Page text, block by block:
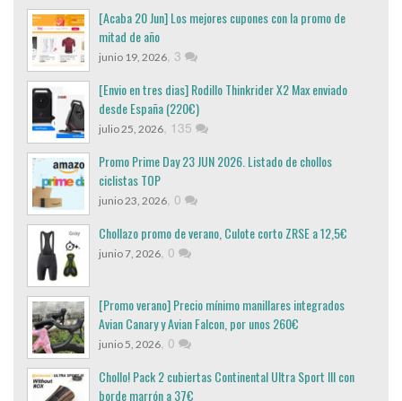
[Acaba 20 Jun] Los mejores cupones con la promo de
mitad de año
junio 19, 2026, 3
[Envio en tres dias] Rodillo Thinkrider X2 Max enviado
desde España (220€)
julio 25, 2026, 135
Promo Prime Day 23 JUN 2026. Listado de chollos
ciclistas TOP
junio 23, 2026, 0
Chollazo promo de verano, Culote corto ZRSE a 12,5€
junio 7, 2026, 0
[Promo verano] Precio mínimo manillares integrados
Avian Canary y Avian Falcon, por unos 260€
junio 5, 2026, 0
Chollo! Pack 2 cubiertas Continental Ultra Sport III con
borde marrón a 37€